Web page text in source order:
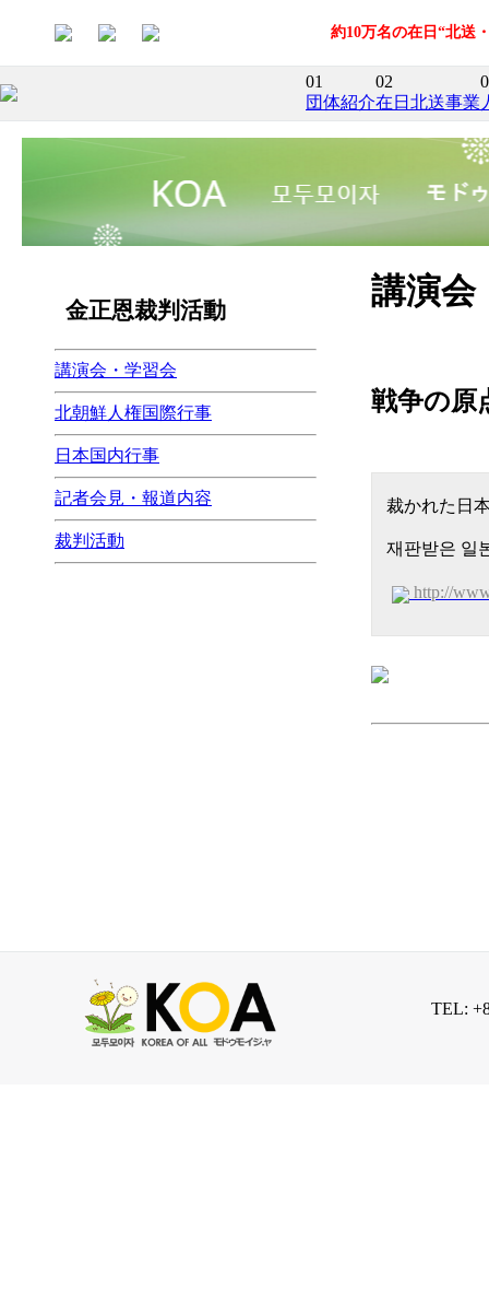
約10万名の在日“北送
01
団体紹介
02
在日北送事業
金正恩裁判活動
講演会・学習会
北朝鮮人権国際行事
日本国内行事
記者会見・報道内容
裁判活動
講演会
戦争の
裁かれた
재판받은 일
http://
TEL: